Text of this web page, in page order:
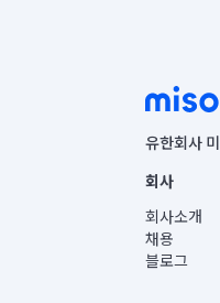
유한회사
사업자등록
통신판매신
대표이사 :
주소 | 본사:
컨택센터 :
회사
회사소개
채용
블로그